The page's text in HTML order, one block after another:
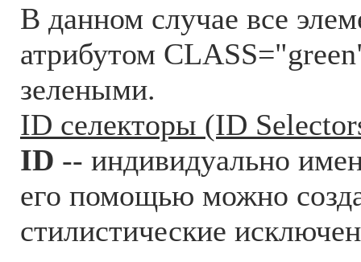
В данном случае все
атрибутом
зелеными.
ID селекторы (ID
ID -- индивидуально
его помощью можно
стилистические